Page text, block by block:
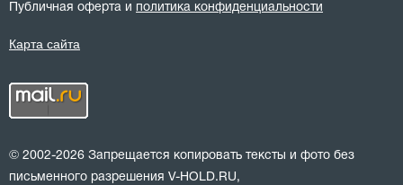
Публичная оферта и политика конфиденциальности
Карта сайта
© 2002-2026 Запрещается копировать тексты и фото без
письменного разрешения V-HOLD.RU,